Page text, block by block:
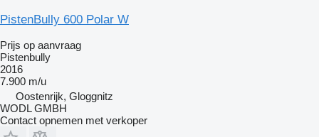
PistenBully 600 Polar W
Prijs op aanvraag
Pistenbully
2016
7.900 m/u
Oostenrijk, Gloggnitz
WODL GMBH
Contact opnemen met verkoper